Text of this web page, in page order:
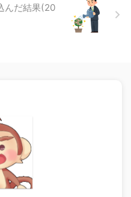
んだ結果(20